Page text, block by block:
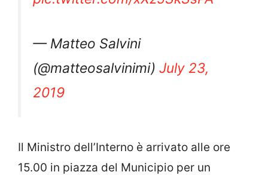
— Matteo Salvini
(@matteosalvinimi) July 23,
2019
Il Ministro dell’Interno è arrivato alle ore
15.00 in piazza del Municipio per un